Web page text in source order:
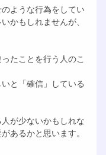
ような行為をしてい
かもしれませんが、
たことを行う人のこ
と「確信」している
が少ないかもしれな
あるかと思います。